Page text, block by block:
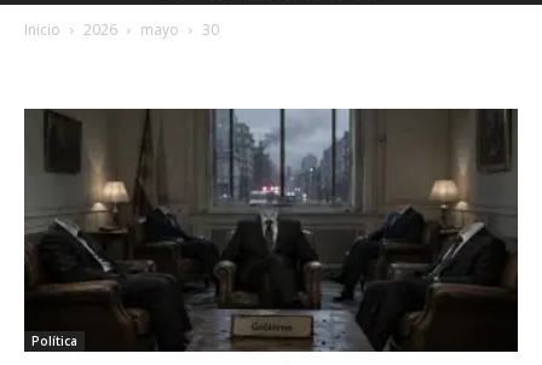
Inicio 2026 mayo 30
Política